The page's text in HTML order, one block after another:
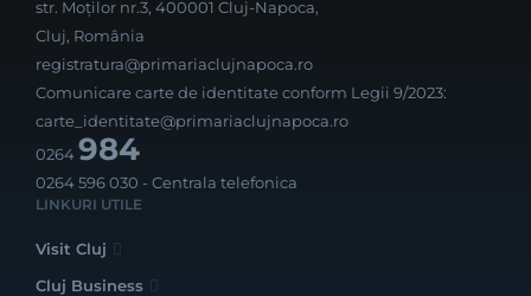
str. Moților nr.3, 400001 Cluj-Napoca,
Cluj, România
registratura@primariaclujnapoca.ro
Comunicare carte de identitate conform Legii 9/2023:
carte_identitate@primariaclujnapoca.ro
0264984
0264 596 030 - Centrala telefonica
LINKURI UTILE
Visit Cluj
Cluj Business